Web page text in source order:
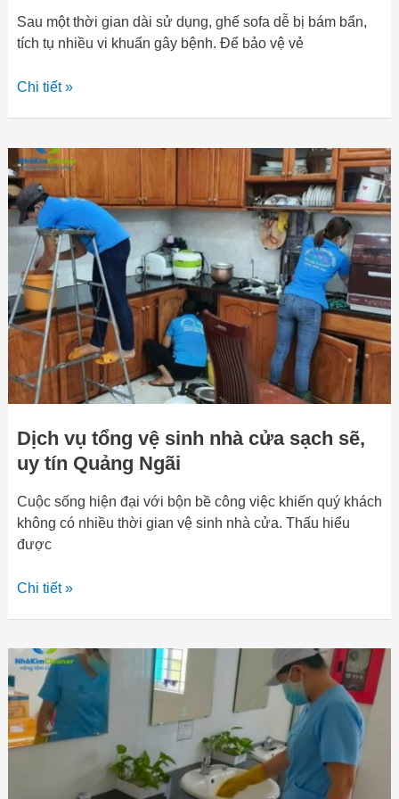
Sau một thời gian dài sử dụng, ghế sofa dễ bị bám bẩn,
tích tụ nhiều vi khuẩn gây bệnh. Để bảo vệ vẻ
Chi tiết »
Dịch vụ tổng vệ sinh nhà cửa sạch sẽ,
uy tín Quảng Ngãi
Cuộc sống hiện đại với bộn bề công việc khiến quý khách
không có nhiều thời gian vệ sinh nhà cửa. Thấu hiểu
được
Dịch
vụ
tổng
vệ
sinh
nhà
cửa
sạch
sẽ,
uy
tín
Quảng
Chi tiết »
Cung
tạp
vụ
văn